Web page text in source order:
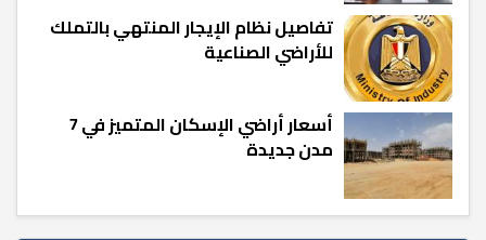
تفاصيل نظام الإيجار المنتهي بالتملك
للأراضي الصناعية
أسعار أراضي الإسكان المتميز في 7
مدن جديدة